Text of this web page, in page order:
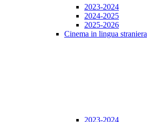
2023-2024
2024-2025
2025-2026
Cinema in lingua straniera
2023-2024